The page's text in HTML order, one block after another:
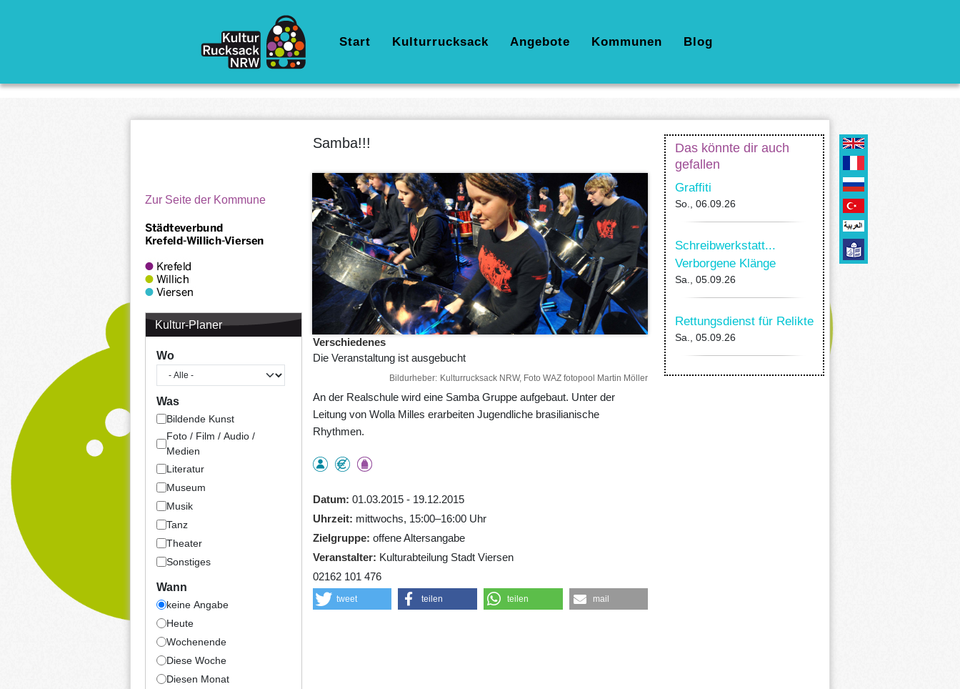
Hauptnavigation
Start Kulturrucksack Angebote Kommunen Blog
Zur Seite der Kommune
Kultur-Planer
Wo
Was
Bildende Kunst
Foto / Film / Audio /
Medien
Literatur
Museum
Musik
Tanz
Theater
Sonstiges
Wann
keine Angabe
Heute
Wochenende
Diese Woche
Diesen Monat
Samba!!!
Verschiedenes
Die Veranstaltung ist ausgebucht
Bildurheber Kulturrucksack NRW, Foto WAZ fotopool Martin Möller
An der Realschule wird eine Samba Gruppe aufgebaut. Unter der
Leitung von Wolla Milles erarbeiten Jugendliche brasilianische
Rhythmen.
Datum 01.03.2015 - 19.12.2015
Uhrzeit
mittwochs, 15:00–16:00 Uhr
Zielgruppe offene Altersangabe
Veranstalter
Kulturabteilung Stadt Viersen
02162 101 476
tweet teilen teilen mail
Das könnte dir auch
gefallen
Graffiti
So., 06.09.26
Schreibwerkstatt...
Verborgene Klänge
Sa., 05.09.26
Rettungsdienst für Relikte
Sa., 05.09.26